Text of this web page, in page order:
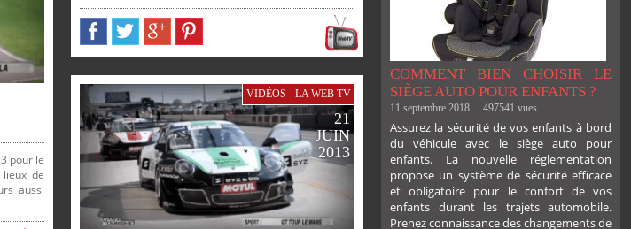
pour le
de
aussi
VIDÉOS - LA WEB TV
21
JUIN
2013
COMMENT BIEN CHOISIR LE
SIÈGE AUTO POUR ENFANTS ?
11 septembre 2018 497541 vues
Assurez la sécurité de vos enfants à bord
du véhicule avec le siège auto pour
enfants. La nouvelle réglementation
propose un système de sécurité efficace
et obligatoire pour le confort de vos
enfants durant les trajets automobile.
Prenez connaissance des changements de